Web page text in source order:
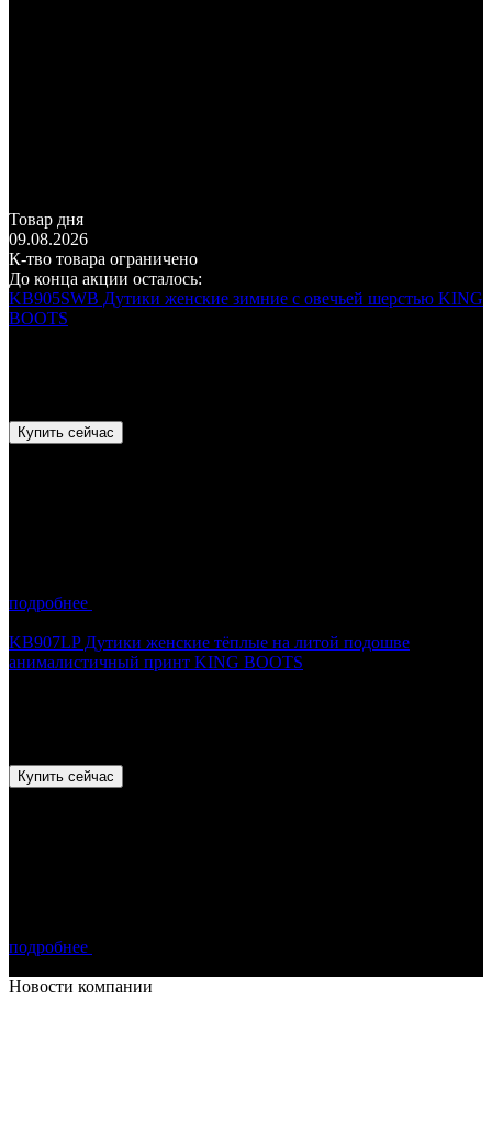
Товар дня
09.08.2026
К-тво товара ограничено
До конца акции осталось:
KB905SWB Дутики женские зимние с овечьей шерстью KING
BOOTS
Купить сейчас
подробнее
KB907LP Дутики женские тёплые на литой подошве
анималистичный принт KING BOOTS
Купить сейчас
подробнее
Новости компании